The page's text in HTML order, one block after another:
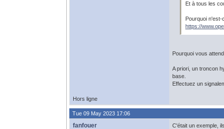
Et à tous les
Pourquoi n'est-
https://
Pourquoi vous
A priori, un troncon
base.
Effectuez un
Hors ligne
Tue 09 May 2023 17:06
fanfouer C'était un exemple,